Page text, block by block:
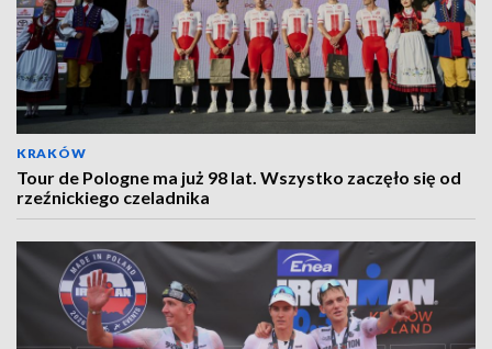
KRAKÓW
Tour de Pologne ma już 98 lat. Wszystko zaczęło się od
rzeźnickiego czeladnika